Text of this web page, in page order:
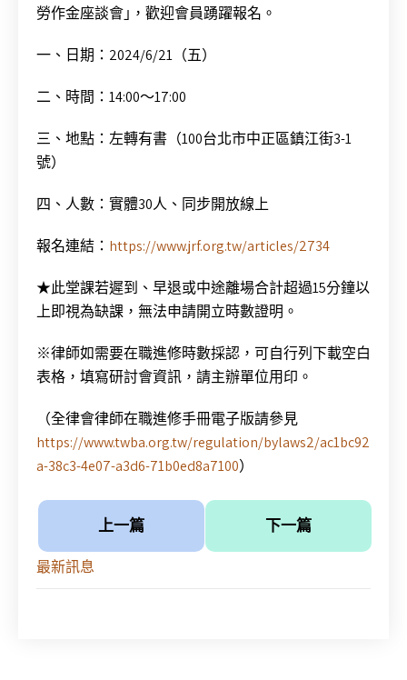
勞作金座談會｣，歡迎會員踴躍報名。
一、日期：2024/6/21（五）
二、時間：14:00～17:00
三、地點：左轉有書（100台北市中正區鎮江街3-1
號）
四、人數：實體30人、同步開放線上
報名連結： https://www.jrf.org.tw/articles/2734
★此堂課若遲到、早退或中途離場合計超過15分鐘以
上即視為缺課，無法申請開立時數證明。
※律師如需要在職進修時數採認，可自行列下載空白
表格，填寫研討會資訊，請主辦單位用印。
（全律會律師在職進修手冊電子版請參見
https://www.twba.org.tw/regulation/bylaws2/ac1bc92
a-38c3-4e07-a3d6-71b0ed8a7100）
上一篇 下一篇
最新訊息